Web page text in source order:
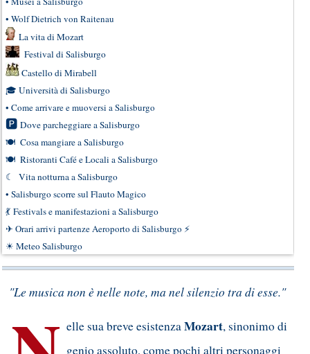
• Wolf Dietrich von Raitenau
La vita di Mozart
Festival di Salisburgo
Castello di Mirabell
🎓 Università di Salisburgo
• Come arrivare e muoversi a Salisburgo
🅿 Dove parcheggiare a Salisburgo
🍽 Cosa mangiare a Salisburgo
🍽 Ristoranti Café e Locali a Salisburgo
☾
Vita notturna a Salisburgo
• Salisburgo scorre sul Flauto Magico
💃 Festivals e manifestazioni a Salisburgo
✈ Orari arrivi partenze Aeroporto di Salisburgo ⚡
☀ Meteo Salisburgo
"Le musica non è nelle note, ma nel silenzio tra di esse."
elle sua breve esistenzaMozart, sinonimo di
genio assoluto, come pochi altri personaggi